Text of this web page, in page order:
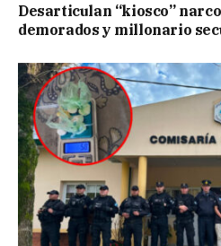
Desarticulan “kiosco”
demorados y millonario